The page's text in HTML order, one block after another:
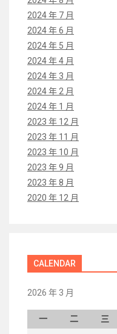
2024 年 7 月
2024 年 6 月
2024 年 5 月
2024 年 4 月
2024 年 3 月
2024 年 2 月
2024 年 1 月
2023 年 12 月
2023 年 11 月
2023 年 10 月
2023 年 9 月
2023 年 8 月
2020 年 12 月
CALENDAR
2026 年 3 月
一 二 三